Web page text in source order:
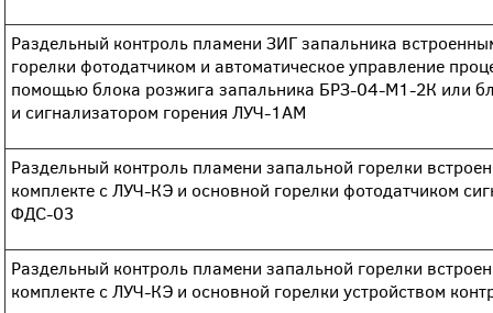
Раздельный контроль пламени ЗИГ запальника
горелки фотодатчиком и автоматическое управление
помощью блока розжига запальника БРЗ-04-М1-2К или
и сигнализатором горения ЛУЧ-1АМ
Раздельный контроль пламени запальной горелки
комплекте с ЛУЧ-КЭ и основной горелки фотодатчиком
ФДС-03
Раздельный контроль пламени запальной горелки
комплекте с ЛУЧ-КЭ и основной горелки устройством